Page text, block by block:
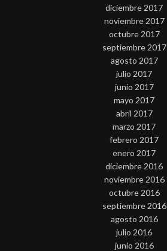
diciembre 2017
noviembre 2017
octubre 2017
septiembre 2017
agosto 2017
julio 2017
junio 2017
mayo 2017
abril 2017
marzo 2017
febrero 2017
enero 2017
diciembre 2016
noviembre 2016
octubre 2016
septiembre 2016
agosto 2016
julio 2016
junio 2016